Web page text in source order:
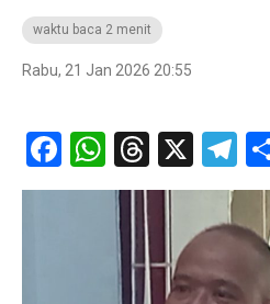
waktu baca 2 menit
Rabu, 21 Jan 2026 20:55
Facebook
WhatsApp
X